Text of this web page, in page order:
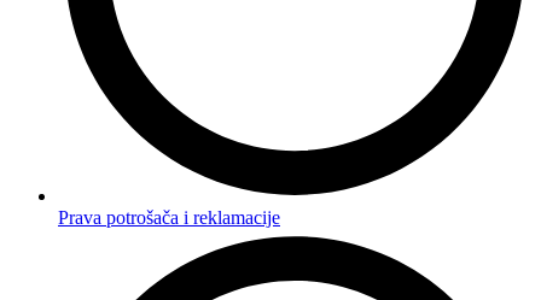
Prava potrošača i reklamacije